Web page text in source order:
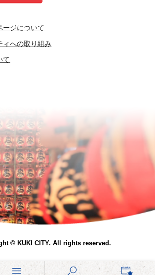
ージについて
ィへの取り組み
て
© KUKI CITY. All rights reserved.